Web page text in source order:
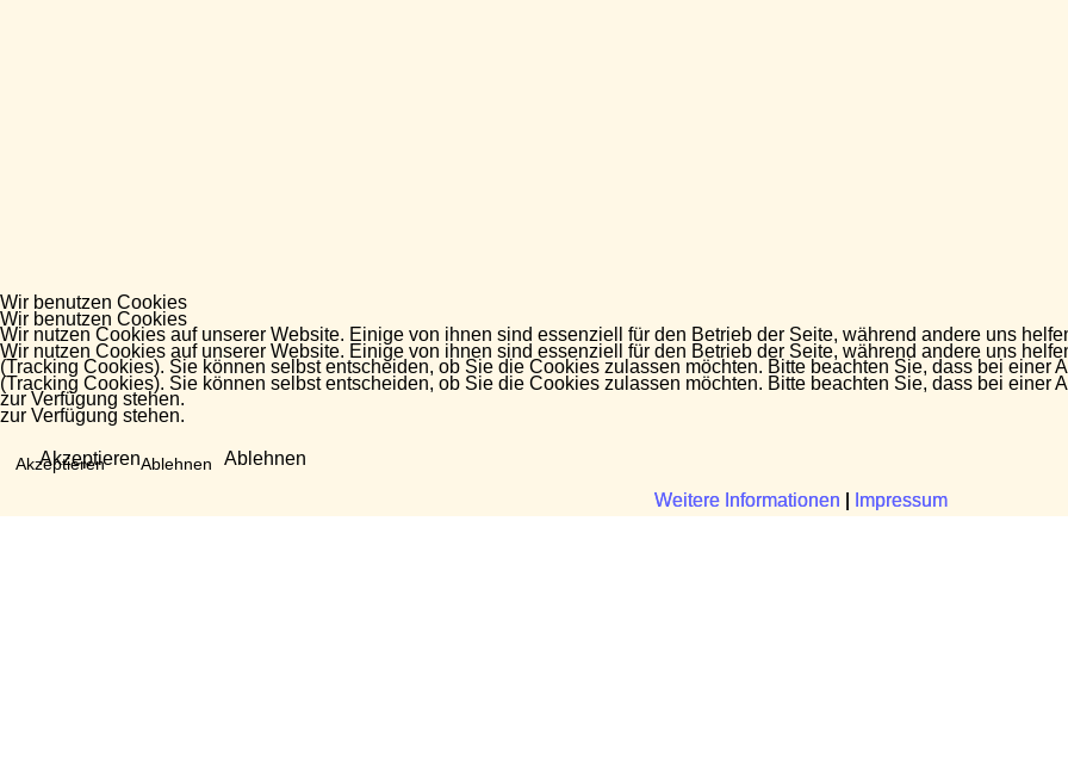
Wir benutzen Cookies
Wir nutzen Cookies auf unserer Website. Einige von ihnen sind essenziell für den Betrieb der Seite, während andere uns
(Tracking Cookies). Sie können selbst entscheiden, ob Sie die Cookies zulassen möchten. Bitte beachten Sie, dass bei
zur Verfügung stehen.
Akzeptieren Ablehnen
Weitere Informationen Impressum
Wir benutzen Cookies
Wir nutzen Cookies auf unserer Website. Einige von ihnen sind essenziell für den Betrieb der Seite, während andere uns
(Tracking Cookies). Sie können selbst entscheiden, ob Sie die Cookies zulassen möchten. Bitte beachten Sie, dass bei
zur Verfügung stehen.
Akzeptieren Ablehnen
Weitere Informationen Impressum